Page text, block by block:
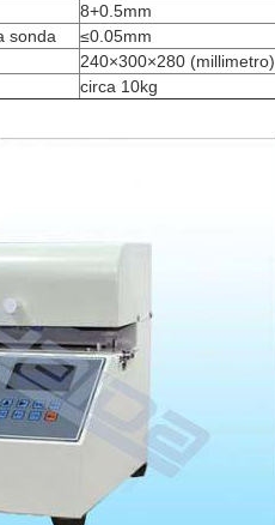
8+0.5mm
sonda
≤0.05mm
240×300×280 (millimetro)
circa 10kg